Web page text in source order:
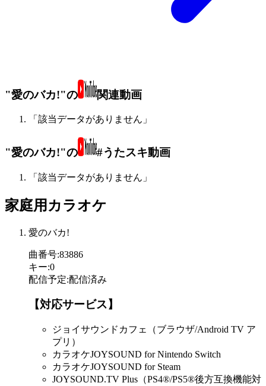
"愛のバカ!"の 関連動画
「該当データがありません」
"愛のバカ!"の #うたスキ動画
「該当データがありません」
家庭用カラオケ
愛のバカ!
曲番号:83886
キー:0
配信予定:配信済み
【対応サービス】
ジョイサウンドカフェ（ブラウザ/Android TV ア
プリ）
カラオケJOYSOUND for Nintendo Switch
カラオケJOYSOUND for Steam
JOYSOUND.TV Plus（PS4®/PS5®後方互換機能対